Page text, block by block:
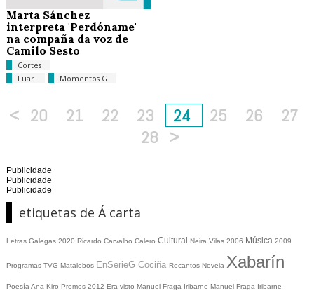
Marta Sánchez
interpreta 'Perdóname'
na compaña da voz de
Camilo Sesto
Cortes
Luar
Momentos G
< 20 21 22 23 24 25 26
27
28 >
Publicidade
Publicidade
Publicidade
etiquetas de Á carta
Letras Galegas 2020 Ricardo Carvalho Calero Cultural Neira Vilas 2006 Música 2009
Programas TVG Matalobos EnSerieG Cociña Recantos Novela Xabarín
Poesía Ana Kiro Promos 2012 Era visto Manuel Fraga Iribarne Manuel Fraga Iribarne